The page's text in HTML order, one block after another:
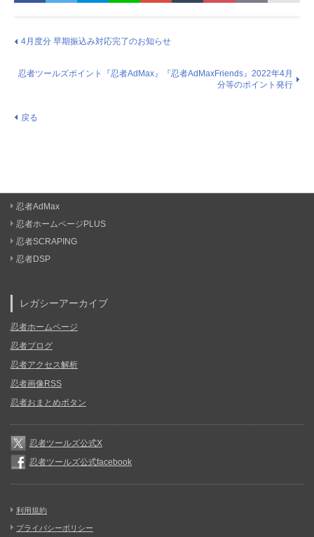
4月度分 早期振込み対応完了のお知らせ
忍者ツールズポイント『忍者AdMax』『忍者AdMaxFriends』2022年4月
分等のポイント発行
戻る
忍者AdMax
忍者ホームページPLUS
忍者SCRAPING
忍者DSP
レガシーアーカイブ
忍者ホームページ
忍者ブログ
忍者アクセス解析
忍者画像RSS
忍者おまとめボタン
忍者ツールズ公式X
忍者ツールズ公式facebook
利用規約
プライバシーポリシー